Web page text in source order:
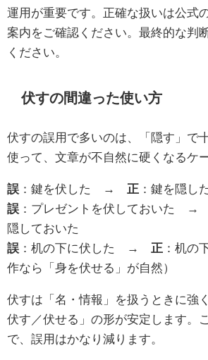
運用が重要です。正確な扱いは公式
案内をご確認ください。最終的な判
ください。
伏すの間違った使い方
伏すの誤用で多いのは、「隠す」で
使って、文章が不自然に硬くなるケ
誤 ：鍵を伏した → 正 ：鍵を隠し
誤 ：プレゼントを伏しておいた →
隠しておいた
誤 ：机の下に伏した → 正 ：机の
作なら「身を伏せる」が自然）
伏すは「名・情報」を扱うときに強
伏す／伏せる」の形が安定します。
で、誤用はかなり減ります。